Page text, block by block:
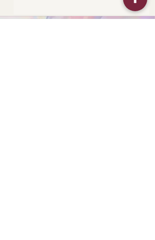
fondu à 815°C,
puis assemblé à la main dans un